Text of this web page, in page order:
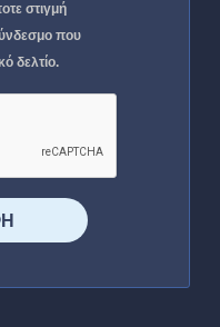
στιγμή
που
δελτίο.